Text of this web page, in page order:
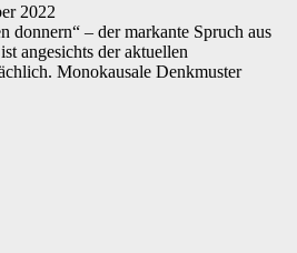
2022
donnern“ – der markante Spruch aus
angesichts der aktuellen
Monokausale Denkmuster